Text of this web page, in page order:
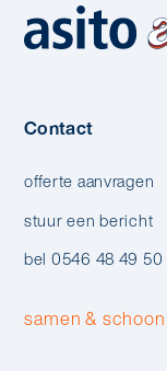
Contact
offerte aanvragen
stuur een bericht
bel 0546 48 49 50
samen & schoon